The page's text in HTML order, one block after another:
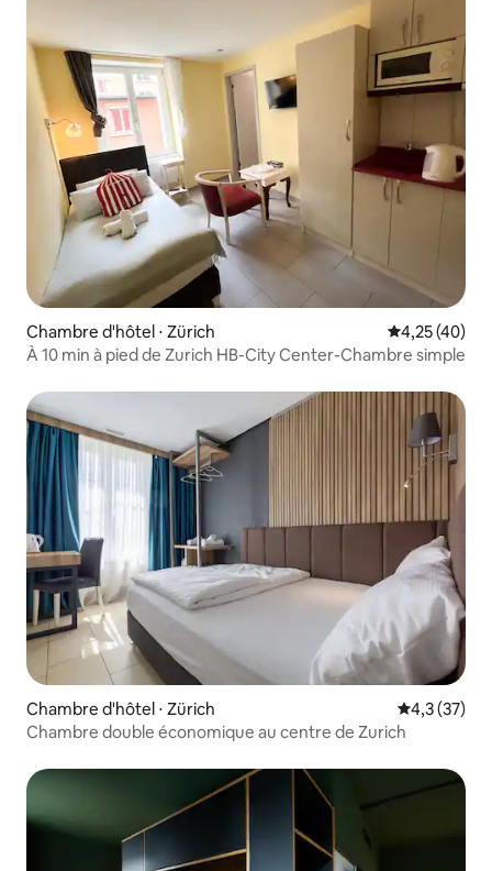
Chambre d'hôtel ⋅ Zürich Évaluation
4,25 (40)
À 10 min à pied de Zurich HB-City Center-Chambre simple
Chambre d'hôtel ⋅ Zürich Évaluation
4,3 (37)
Chambre double économique au centre de Zurich